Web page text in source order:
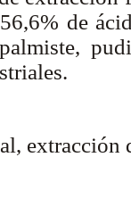
de
extracción